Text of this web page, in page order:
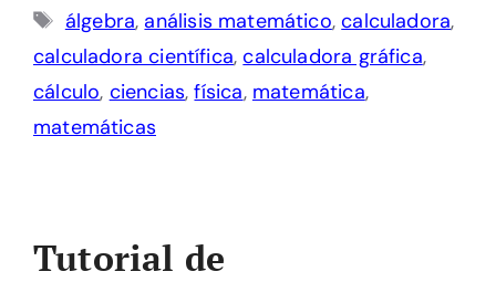
Etiquetas
álgebra, análisis matemático,calculadora,
calculadora científica,calculadora gráfica,
cálculo, ciencias,física, matemática,
matemáticas
Tutorial de